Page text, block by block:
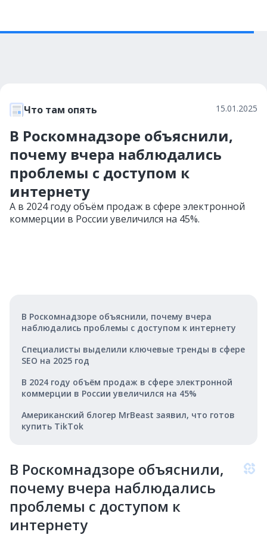
Что там опять 15.01.2025
В Роскомнадзоре объяснили,
почему вчера наблюдались
проблемы с доступом к
интернету
А в 2024 году объём продаж в сфере электронной
коммерции в России увеличился на 45%.
В Роскомнадзоре объяснили, почему вчера
наблюдались проблемы с доступом к интернету
Специалисты выделили ключевые тренды в сфере
SEO на 2025 год
В 2024 году объём продаж в сфере электронной
коммерции в России увеличился на 45%
Американский блогер MrBeast заявил, что готов
купить TikTok
В Роскомнадзоре объяснили,
почему вчера наблюдались
проблемы с доступом к
интернету